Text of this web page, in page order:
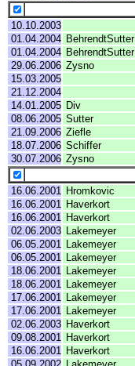
10.10.2003
01.04.2004 BehrendtSutter
01.04.2004 BehrendtSutter
29.06.2006 Zysno
15.03.2005
21.12.2004
14.01.2005 Div
08.06.2005 Sutter
21.09.2006 Ziefle
18.07.2006 Schiffer
30.07.2006 Zysno
16.06.2001
Hromkovic
16.06.2001
Haverkort
16.06.2001
Haverkort
02.06.2003
Lakemeyer
06.05.2001
Lakemeyer
06.05.2001
Lakemeyer
18.06.2001
Lakemeyer
18.06.2001
Lakemeyer
17.06.2001
Lakemeyer
17.06.2001
Lakemeyer
02.06.2003 Haverkort
09.08.2001
Haverkort
16.06.2001
Haverkort